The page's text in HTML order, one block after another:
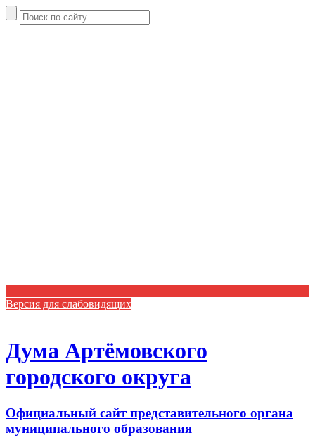
Версия для слабовидящих
Дума Артёмовского
городского округа
Официальный сайт представительного органа
муниципального образования